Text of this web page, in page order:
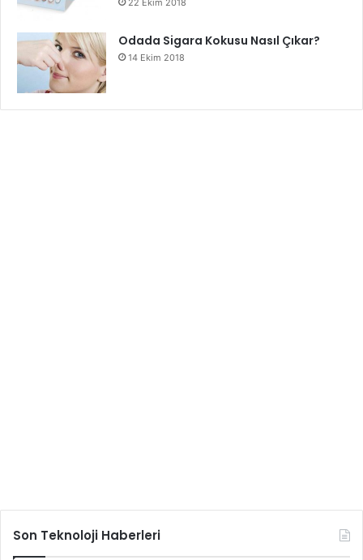
22 Ekim 2018
Odada Sigara Kokusu Nasıl Çıkar?
14 Ekim 2018
Son Teknoloji Haberleri